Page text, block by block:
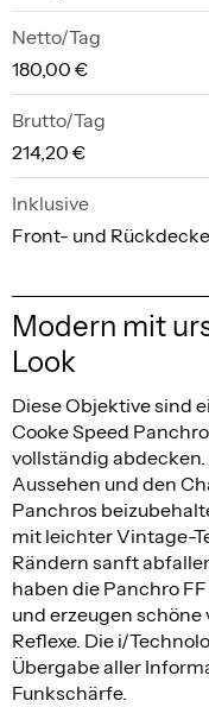
Netto/Tag
180,00 €
Brutto/Tag
214,20 €
Inklusive
Front- und
Modern mit
Look
Diese Objektive sind
Cooke Speed
vollständig abdecken.
Aussehen und den
Panchros
mit leichter Vintage-
Rändern sanft
haben die Panchro
und erzeugen
Reflexe. Die i/
Übergabe aller
Funkschärfe.